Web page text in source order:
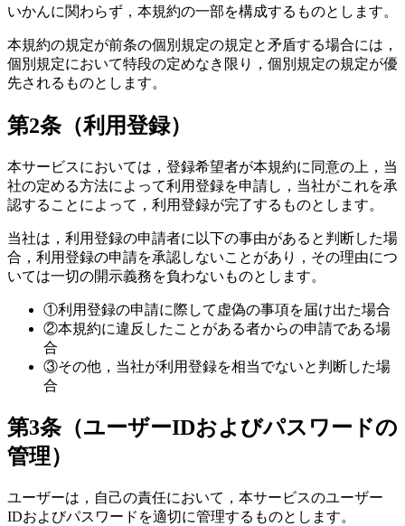
いかんに関わらず，本規約の一部を構成するものとします。
本規約の規定が前条の個別規定の規定と矛盾する場合には，
個別規定において特段の定めなき限り，個別規定の規定が優
先されるものとします。
第2条（利用登録）
本サービスにおいては，登録希望者が本規約に同意の上，当
社の定める方法によって利用登録を申請し，当社がこれを承
認することによって，利用登録が完了するものとします。
当社は，利用登録の申請者に以下の事由があると判断した場
合，利用登録の申請を承認しないことがあり，その理由につ
いては一切の開示義務を負わないものとします。
①利用登録の申請に際して虚偽の事項を届け出た場合
②本規約に違反したことがある者からの申請である場
合
③その他，当社が利用登録を相当でないと判断した場
合
第3条（ユーザーIDおよびパスワードの
管理）
ユーザーは，自己の責任において，本サービスのユーザー
IDおよびパスワードを適切に管理するものとします。